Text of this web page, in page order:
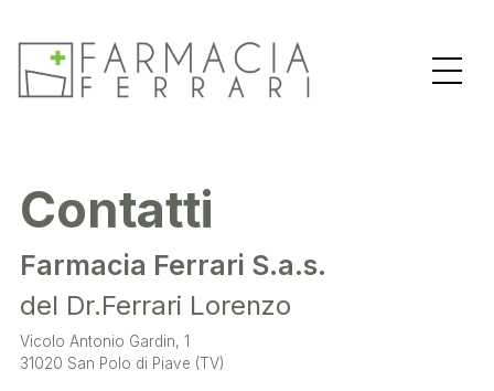
Contatti
Farmacia Ferrari S.a.s.
del Dr.Ferrari Lorenzo
Vicolo Antonio Gardin, 1
31020 San Polo di Piave (TV)